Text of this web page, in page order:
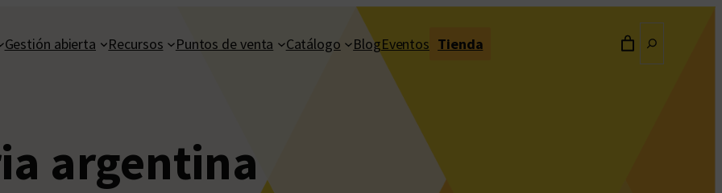
Gestión abierta Recursos Puntos de venta Catálogo BlogEventos Tienda
argentina